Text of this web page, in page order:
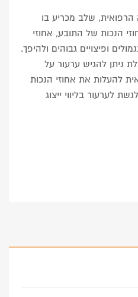
שלב מכריע בו
הנכות של התובע, אחוזי
ופיצויים גבוהים ולהיפך.
ניתן להגיש ערעור על
להעלות את אחוזי הנכות
לערעור בליווי ייצוג